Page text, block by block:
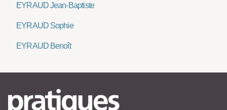
EYRAUD Jean-Baptiste
EYRAUD Sophie
EYRAUD Benoît